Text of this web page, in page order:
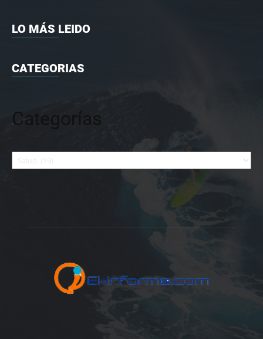
LO MÁS LEIDO
CATEGORIAS
Categorías
Categorías